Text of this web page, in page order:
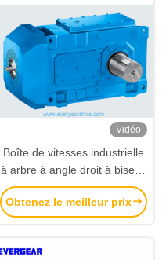
Vidéo
Boîte de vitesses industrielle
à arbre à angle droit à biseau
hélicoïdal série EB.SH avec
arbre plein de sortie
Obtenez le meilleur prix